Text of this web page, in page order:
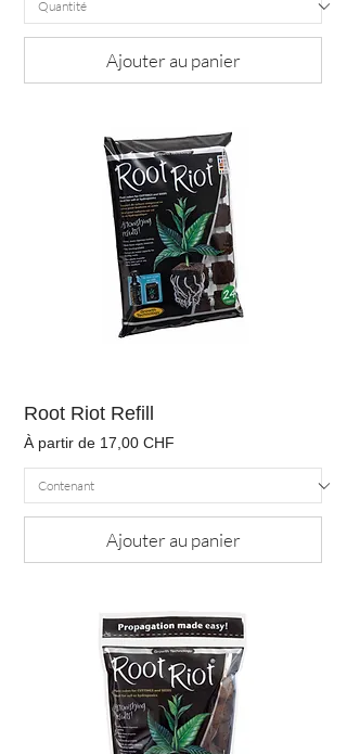
Ajouter au panier
Root Riot Refill
À partir de 17,00 CHF
Prix promotionnel
Ajouter au panier